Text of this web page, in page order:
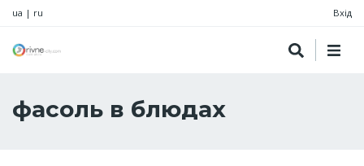
ua | ru Вхід
фасоль в блюдах